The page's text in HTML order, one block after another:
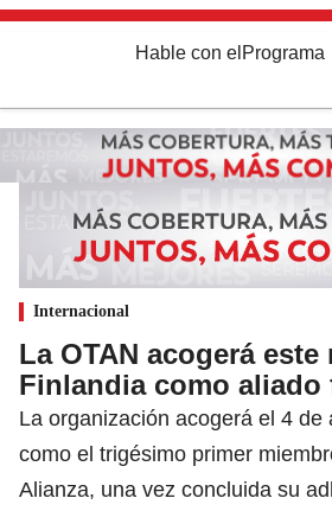
Hable con el Programa
Internacional
La OTAN acogerá este
Finlandia como aliado
La organización acogerá el 4 de
como el trigésimo primer
Alianza, una vez concluida su